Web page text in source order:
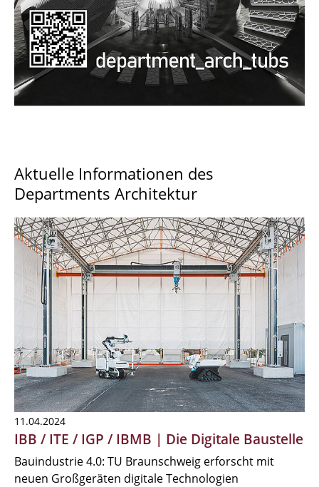
Aktuelle Informationen des
Departments Architektur
11.04.2024
IBB / ITE / IGP / IBMB | Die Digitale Baustelle
Bauindustrie 4.0: TU Braunschweig erforscht mit
neuen Großgeräten digitale Technologien